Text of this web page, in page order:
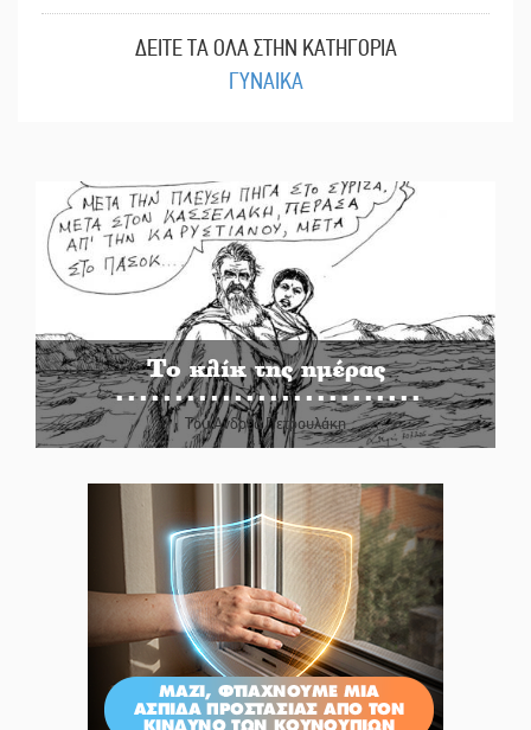
ΔΕΙΤΕ ΤΑ ΟΛΑ ΣΤΗΝ ΚΑΤΗΓΟΡΙΑ
ΓΥΝΑΙΚΑ
Το κλίκ της ημέρας
Του Ανδρέα Πετρουλάκη